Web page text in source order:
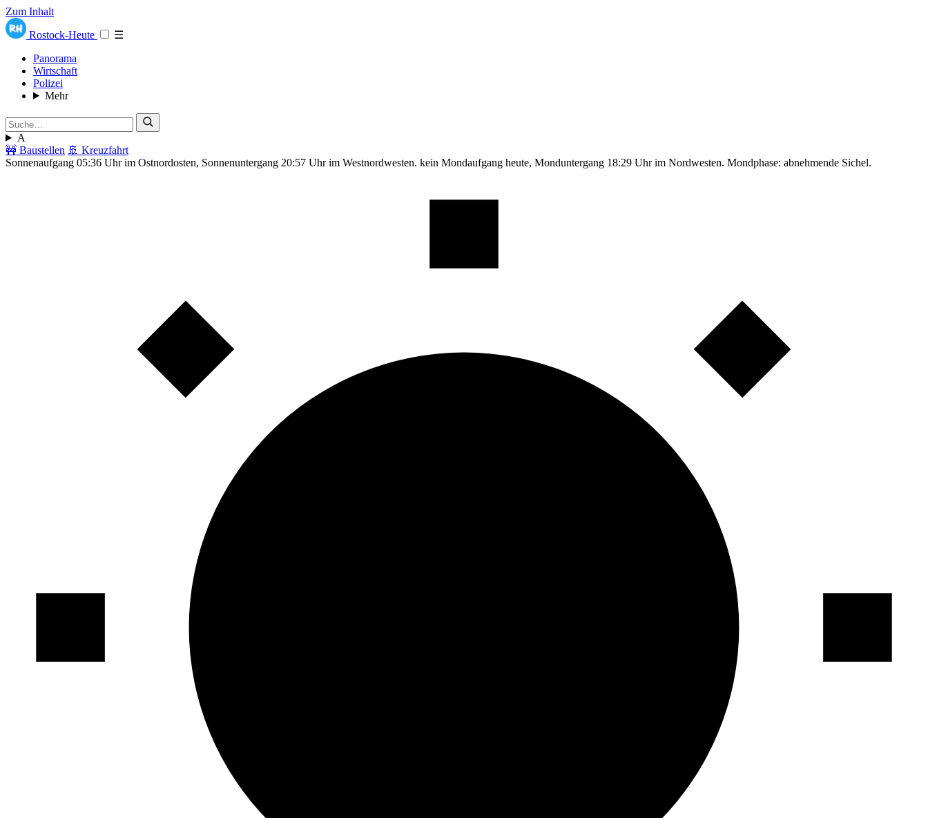
Zum Inhalt
Rostock-Heute
☰
Panorama
Wirtschaft
Polizei
Mehr
A
🚧 Baustellen 🚢 Kreuzfahrt
Sonnenaufgang 05:36 Uhr im Ostnordosten, Sonnenuntergang 20:57 Uhr im Westnordwesten. kein Mondaufgang heute, Monduntergang 18:29 Uhr im Nordwesten. Mondphase: abnehmende Sichel.